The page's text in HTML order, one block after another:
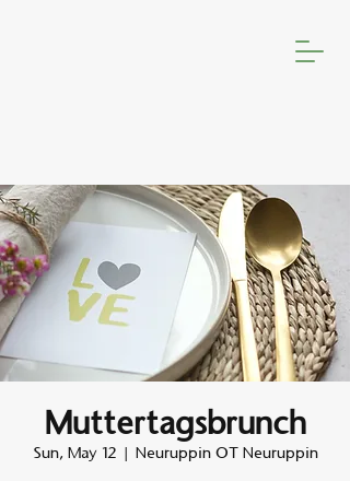
Muttertagsbrunch
Sun, May 12
  |
Neuruppin OT Neuruppin